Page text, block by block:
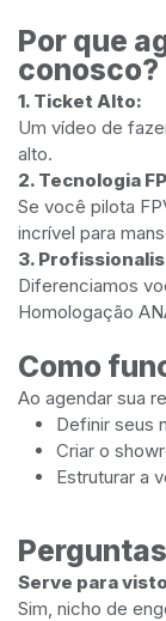
Por que
conosco?
1. Ticket Alto:
Um vídeo de
alto.
2. Tecnologia
Se você pilota
incrível para
3.
Diferenciamos
Homologação
Como
Ao agendar sua
Definir seus
Criar o
Estruturar a
Serve para
Sim, nicho de